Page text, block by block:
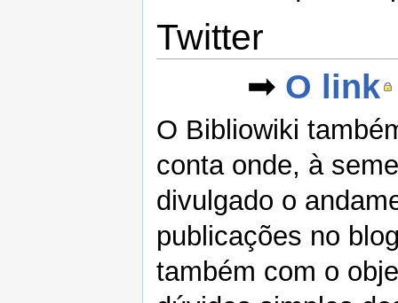
Twitter
➟ O link
O Bibliowiki
conta onde, à
divulgado o
publicações no
também com o